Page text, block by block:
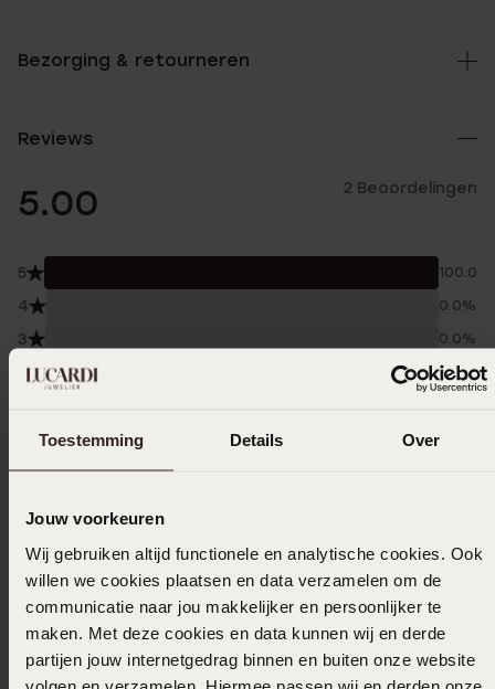
Toestemming Details Over
Jouw voorkeuren
Wij gebruiken altijd functionele en analytische cookies. Ook
willen we cookies plaatsen en data verzamelen om de
communicatie naar jou makkelijker en persoonlijker te
maken. Met deze cookies en data kunnen wij en derde
partijen jouw internetgedrag binnen en buiten onze website
volgen en verzamelen. Hiermee passen wij en derden onze
Bezorging & retourneren
Reviews
5.00 2 Beoordelingen
5 100.0%
4 0.0%
3 0.0%
2 0.0%
Filter
25-04-2024 - Marleen M.
Ik ben heel blij met mijn aankoop! De ketting
is mooi en leuk genoeg om op te vallen en